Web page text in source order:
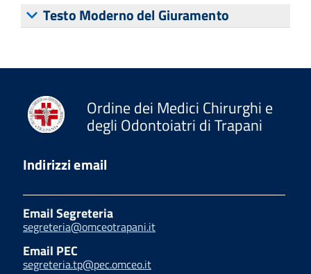
Testo Moderno del Giuramento
Ordine dei Medici Chirurghi e
degli Odontoiatri di Trapani
Indirizzi email
Email Segreteria
segreteria@omceotrapani.it
Email PEC
segreteria.tp@pec.omceo.it